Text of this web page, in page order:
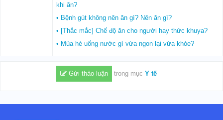
khi ăn?
• Bệnh gút không nên ăn gì? Nên ăn gì?
• [Thắc mắc] Chế độ ăn cho người hay thức khuya?
• Mùa hè uống nước gì vừa ngon lại vừa khỏe?
Gửi thảo luận trong mục Y tế